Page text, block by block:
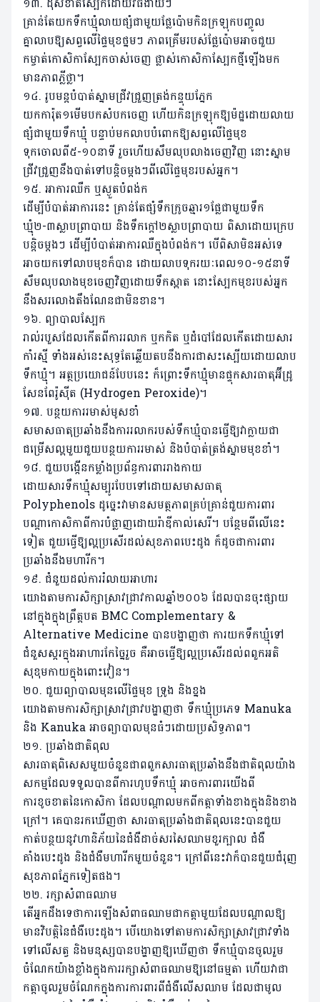
គ្រាន់តែយកទឹកឃ្មុំលាយផ្សំជាមួយផ្លែប៉ោមកិនក្រឡុកបញ្ចូល
គ្នាលាបឱ្យសព្វលើផ្ទៃមុខថ្នមៗ ភាពគ្រើមរបស់ផ្លែប៉ោមអាចជួយ
កម្ចាត់កោសិកាស្បែកចាស់ចេញ ផ្លាស់កោសិកាស្បែកថ្មីឡើងមក
មានភាពភ្លីថ្លា។
១៤. រូបមន្តបំបាត់ស្នាមជ្រីវជ្រួញត្រង់កន្ទុយភ្នែក
យកការ៉ុត១មើមបកសំបកចេញ ហើយកិនក្រឡុកឱ្យម៉ដ្ឋដោយលាយ
ផ្សំជាមួយទឹកឃ្មុំ បន្ទាប់មកលាបបំពោកឱ្យសព្វលើផ្ទៃមុខ
ទុកចោលពី៥-១០នាទី រួចហើយសឹមលុបលាងចេញវិញ នោះស្នាម
ជ្រីវជ្រួញនឹងបាត់ទៅបន្តិចម្តងៗពីលើផ្ទៃមុខរបស់អ្នក។
១៥. អាការឈឺក ឬស្ងួតបំពង់ក
ដើម្បីបំបាត់អាការនេះ គ្រាន់តែផ្សំទឹកក្រូចឆ្មារ១ផ្លែជាមួយទឹក
ឃ្មុំ២-៣ស្លាបព្រាបាយ និងទឹកក្តៅ២ស្លាបព្រាបាយ ពិសាដោយក្រេប
បន្តិចម្តងៗ ដើម្បីបំបាត់អាការឈឺក្នុងបំពង់ក។ បើពិសាមិនអស់ទេ
អាចយកទៅលាបមុខក៏បាន ដោយលាបទុករយៈពេល១០-១៥នាទី
សឹមលុបលាងមុខចេញវិញដោយទឹកស្អាត នោះស្បែកមុខរបស់អ្នក
នឹងសរលោងតឹងណែនជាមិនខាន។
១៦. ព្យាបាលស្បែក
រាល់របួសដែលកើតពីការរលាក ឬកកិត ឬដំបៅដែលកើតដោយសារ
កាំរស្មី ទាំងអស់នេះសុទ្ធតែឆ្លើយតបនឹងការជាសះស្បើយដោយលាប
ទឹកឃ្មុំ។ អត្ថប្រយោជន៍បែបនេះ ក៏ព្រោះទឹកឃ្មុំមានផ្ទុកសារធាតុអ៊ីដ្រូ
សែនពែរ៉ូស៊ីត (Hydrogen Peroxide)។
១៧. បន្ថយការរមាស់មូសខាំ
សមាសធាតុប្រឆាំងនឹងការរលាករបស់ទឹកឃ្មុំបានធ្វើឱ្យវាក្លាយជា
ជម្រើសល្អមួយជួយបន្ថយការរមាស់ និងបំបាត់ត្រង់ស្នាមមុខខាំ។
១៨. ជួយបង្កើនកម្លាំងប្រព័ន្ធការពាររាងកាយ
ដោយសារទឹកឃ្មុំសម្បូរបែបទៅដោយសមាសធាតុ
Polyphenols ដូច្នេះវាមានសមត្ថភាពគ្រប់គ្រាន់ជួយការពារ
បណ្តាកោសិកាពីការបំផ្លាញដោយរ៉ាឌីកាល់សេរី។ បន្ថែមពីលើនេះ
ទៀត ជួយធ្វើឱ្យល្អប្រសើរដល់សុខភាពបេះដូង ក៏ដូចជាការពារ
ប្រឆាំងនឹងមហារីក។
១៩. ជំនួយដល់ការរំលាយអាហារ
យោងតាមការសិក្សាស្រាវជ្រាវកាលឆ្នាំ២០០៦ ដែលបានចុះផ្សាយ
នៅក្នុងក្នុងព្រឹត្តបត BMC Complementary &
Alternative Medicine បានបង្ហាញថា ការយកទឹកឃ្មុំទៅ
ជំនួសស្ករក្នុងអាហារកែច្នៃរួច គឺអាចធ្វើឱ្យល្អប្រសើរដល់ពពួកអតិ
សុខុមកាយក្នុងពោះវៀន។
២០. ជួយព្យាបាលមុនលើផ្ទៃមុខ ទ្រូង និងខ្នង
យោងតាមការសិក្សាស្រាវជ្រាវបង្ហាញថា ទឹកឃ្មុំប្រភេទ Manuka
និង Kanuka អាចព្យាបាលមុនធំៗដោយប្រសិទ្ធភាព។
២១. ប្រឆាំងជាតិពុល
សារធាតុពិសេសមួយចំនួនជាពពួកសារធាតុប្រឆាំងនឹងជាតិពុលយ៉ាង
សកម្មដែលទទួលបានពីការហូបទឹកឃ្មុំ អាចការពារយើងពី
ការខូចខាតនៃកោសិកា ដែលបណ្ដាលមកពីកត្ដាទាំងខាងក្នុងនិងខាង
ក្រៅ។ គេបានរកឃើញថា សារធាតុប្រឆាំងជាតិពុលនេះបានជួយ
កាត់បន្ថយនូវហានិភ័យនៃជំងឺដាច់សរសៃឈាមខួរក្បាល ជំងឺ
គាំងបេះដូង និងជំងឺមហារីកមួយចំនួន។ ក្រៅពីនេះវាក៏បានជួយជំរុញ
សុខភាពភ្នែកទៀតផង។
២២. រក្សាសំពាធឈាម
តើអ្នកដឹងទេថាការឡើងសំពាធឈាមជាកត្តាមួយដែលបណ្តាលឱ្យ
មានវិបត្តិនៃជំងឺបេះដូង។ បើយោងទៅតាមការសិក្សាស្រាវជ្រាវទាំង
ទៅលើសត្វ និងមនុស្សបានបង្ហាញឱ្យឃើញថា ទឹកឃ្មុំបានចូលរួម
ចំណែកយ៉ាងខ្លាំងក្នុងការរក្សាសំពាធឈាមឱ្យនៅធម្មតា ហើយវាជា
កត្តាចូលរួមចំណែកក្នុងការការពារពីជំងឺលើសឈាម ដែលជាមូល